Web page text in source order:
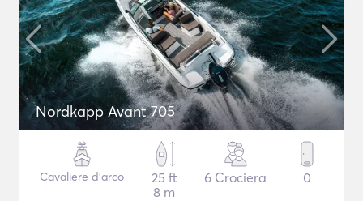
Nordkapp Avant 705
Cavaliere d'arco
25 ft
8 m
6 Crociera 0